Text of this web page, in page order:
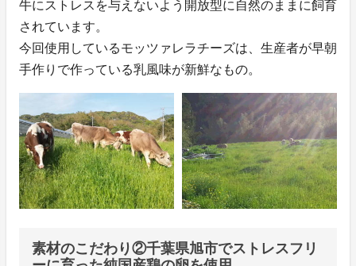
牛にストレスを与えないよう開放型に自然のままに飼育
されています。
今回使用しているモッツァレラチーズは、生産者が早朝
手作りで作っている乳風味が新鮮なもの。
素材のこだわり②千葉県旭市でストレスフリ